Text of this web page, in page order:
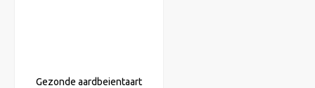
Gezonde aardbeientaart